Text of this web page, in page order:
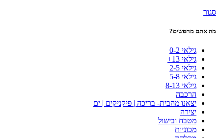
סגור
מה אתם מחפשים?
גילאי 0-2
גילאי 13+
גילאי 2-5
גילאי 5-8
גילאי 8-13
הרכבה
יצאנו מהבית- בריכה | פיקניקים | ים
יצירה
מטבח ובישול
מכוניות